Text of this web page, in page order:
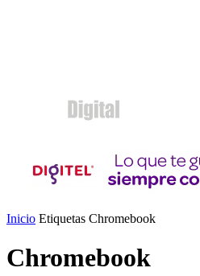
Inicio Etiquetas Chromebook
Chromebook